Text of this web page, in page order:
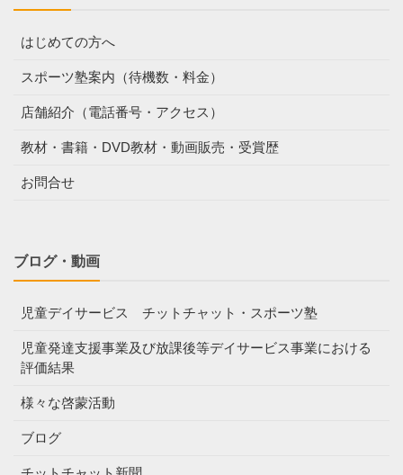
はじめての方へ
スポーツ塾案内（待機数・料金）
店舗紹介（電話番号・アクセス）
教材・書籍・DVD教材・動画販売・受賞歴
お問合せ
ブログ・動画
児童デイサービス チットチャット・スポーツ塾
児童発達支援事業及び放課後等デイサービス事業における
評価結果
様々な啓蒙活動
ブログ